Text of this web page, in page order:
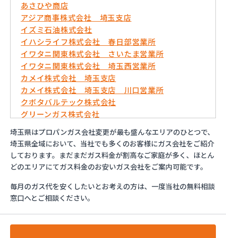
あさひや商店
アジア商事株式会社 埼玉支店
イズミ石油株式会社
イハシライフ株式会社 春日部営業所
イワタニ関東株式会社 さいたま営業所
イワタニ関東株式会社 埼玉西営業所
カメイ株式会社 埼玉支店
カメイ株式会社 埼玉支店 川口営業所
クボタバルテック株式会社
グリーンガス株式会社
さいたま農業協同組合ガスセンター
サシダ商事株式会社
さわだ商店
ツルミエネルギー株式会社
フジオックス株式会社 栗橋営業所
フジオックス株式会社 春日部営業所
ミライフ株式会社 川口店
埼玉県はプロパンガス会社変更が最も盛んなエリアのひとつで、
埼玉県全域において、当社でも多くのお客様にガス会社をご紹介
しております。まだまだガス料金が割高なご家庭が多く、ほとん
どのエリアにてガス料金のお安いガス会社をご案内可能です。
毎月のガス代を安くしたいとお考えの方は、一度当社の無料相談
窓口へとご相談ください。